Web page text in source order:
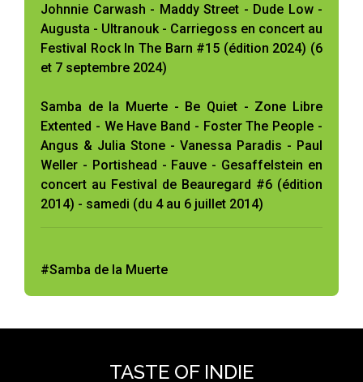
Johnnie Carwash - Maddy Street - Dude Low -
Augusta - Ultranouk - Carriegoss en concert au
Festival Rock In The Barn #15 (édition 2024) (6
et 7 septembre 2024)
Samba de la Muerte - Be Quiet - Zone Libre
Extented - We Have Band - Foster The People -
Angus & Julia Stone - Vanessa Paradis - Paul
Weller - Portishead - Fauve - Gesaffelstein en
concert au Festival de Beauregard #6 (édition
2014) - samedi (du 4 au 6 juillet 2014)
#Samba de la Muerte
TASTE OF INDIE